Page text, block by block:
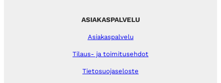
ASIAKASPALVELU
Asiakaspalvelu
Tilaus- ja toimitusehdot
Tietosuojaseloste